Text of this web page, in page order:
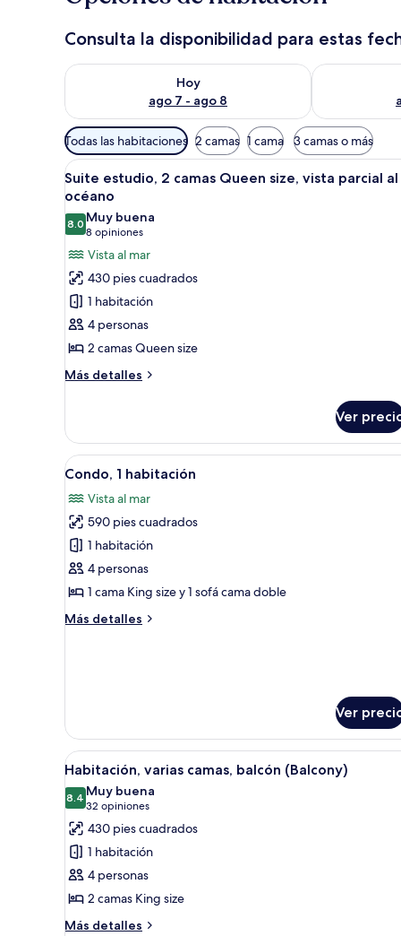
Consulta la disponibilidad para estas
Hoy
ago 7 - ago 8
Consulta la disponibilidad para hoy ago 7 - ago 8
Consulta la
Filtros
disponibles
para
las
habitaciones
Todas las habitaciones 2 camas 1 cama 3 camas o más
Abrir
todas
las
fotos
de
Suite
estudio,
2
camas
Queen
size,
al
océano
Habitación de hotel con dos
5
Suite estudio, 2 camas Queen size, vista parcial al
océano
8.08.0 de 10
Muy buena
8 opiniones
(8
opiniones)
Vista al mar
430 pies cuadrados
1 habitación
4 personas
2 camas Queen size
Más detalles
Más
estudio,
camas
size,
vista
parcial
al
océano
Ver
Abrir
todas
las
fotos
de
Condo,
1
Una habitación de hotel
7
Condo, 1 habitación
Vista al mar
590 pies cuadrados
1 habitación
4 personas
1 cama King size y 1 sofá cama doble
Más detalles
Más
Ver
Abrir
todas
las
fotos
de
Habitación,
varias
camas,
balcón
Habitación de hotel con dos
10
Habitación, varias camas, balcón (Balcony)
8.48.4 de 10
Muy buena
32 opiniones
(32
opiniones)
430 pies cuadrados
1 habitación
4 personas
2 camas King size
Más detalles
Más